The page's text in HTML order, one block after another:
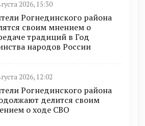
2026, 15:30
Рогнединского района
своим мнением о
традиций в Год
народов России
2026, 12:02
Рогнединского района
делится своим
о ходе СВО